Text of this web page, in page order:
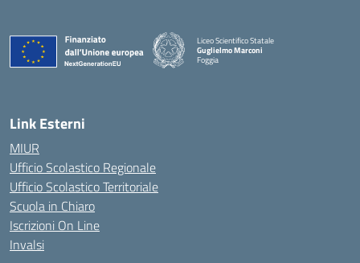
Liceo Scientifico Statale
Guglielmo Marconi
Foggia
— Visita la pagina iniziale della scuola
Link Esterni
MIUR
Ufficio Scolastico Regionale
Ufficio Scolastico Territoriale
Scuola in Chiaro
Iscrizioni On Line
Invalsi